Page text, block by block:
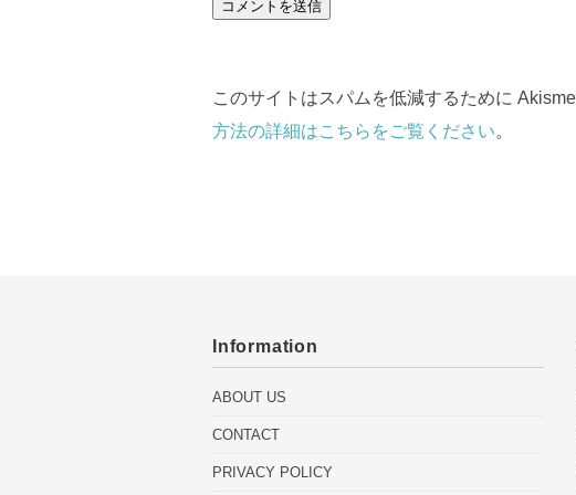
このサイトはスパムを低減するために
方法の詳細はこちらをご覧ください。
Information
ABOUT US
CONTACT
PRIVACY POLICY